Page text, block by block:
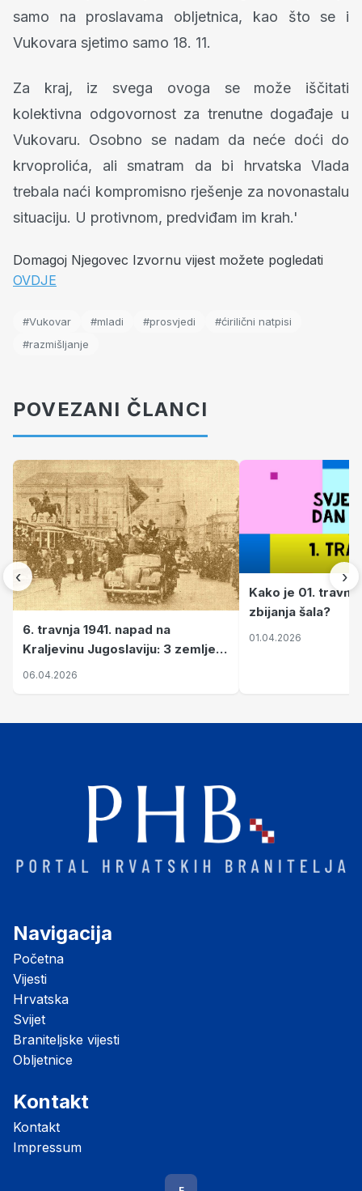
samo na proslavama obljetnica, kao što se i
Vukovara sjetimo samo 18. 11.
Za kraj, iz svega ovoga se može iščitati
kolektivna odgovornost za trenutne događaje u
Vukovaru. Osobno se nadam da neće doći do
krvoprolića, ali smatram da bi hrvatska Vlada
trebala naći kompromisno rješenje za novonastalu
situaciju. U protivnom, predviđam im krah.'
Domagoj Njegovec Izvornu vijest možete pogledati
OVDJE
#Vukovar #mladi #prosvjedi
#ćirilični natpisi
#razmišljanje
POVEZANI ČLANCI
‹
6. travnja 1941. napad na
Kraljevinu Jugoslaviju: 3 zemlje
nastale njenim raspadom
06.04.2026
Kako je 01.
zbijanja šala?
01.04.2026
›
Navigacija
Početna
Vijesti
Hrvatska
Svijet
Braniteljske vijesti
Obljetnice
Kontakt
Kontakt
Impressum